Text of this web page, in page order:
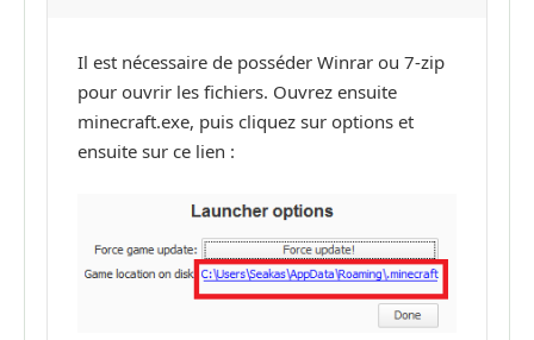
Il est nécessaire de posséder Winrar ou 7-zip
pour ouvrir les fichiers. Ouvrez ensuite
minecraft.exe, puis cliquez sur options et
ensuite sur ce lien :